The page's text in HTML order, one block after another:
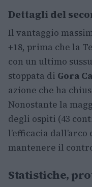
Dettagli del
Il vantaggio
+18, prima che la
con un ultimo
stoppata di Gora
azione che ha
Nonostante la
degli ospiti (43
l’efficacia
mantenere il
Statistiche,